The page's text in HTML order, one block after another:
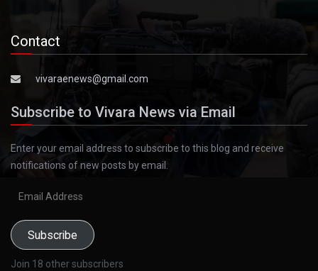
Contact
vivaraenews@gmail.com
Subscribe to Vivara News via Email
Enter your email address to subscribe to this blog and receive
notifications of new posts by email.
Subscribe
Join 18 other subscribers